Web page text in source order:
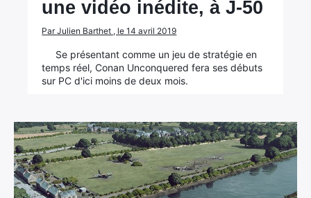
une vidéo inédite, à J-50
Par Julien Barthet , le 14 avril 2019
Se présentant comme un jeu de stratégie en
temps réel, Conan Unconquered fera ses débuts
sur PC d'ici moins de deux mois.